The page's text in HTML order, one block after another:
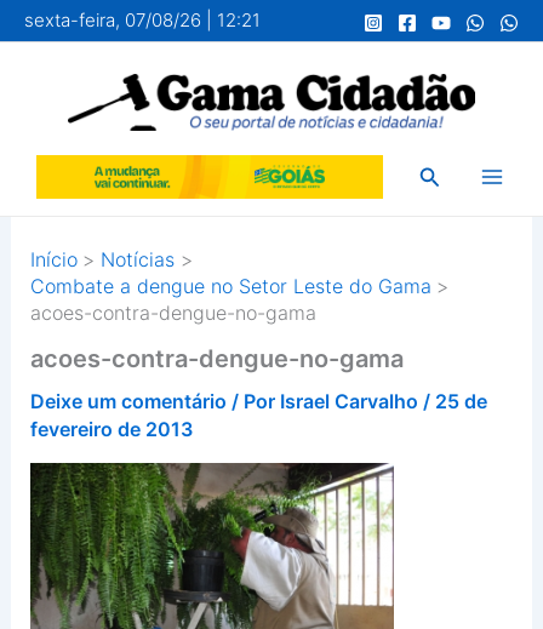
para
conteúdo
sexta-feira, 07/08/26 | 12:21
Pesquisar
Início
Notícias
Combate a dengue no Setor Leste do Gama
acoes-contra-dengue-no-gama
acoes-contra-dengue-no-gama
Deixe um comentário / Por Israel Carvalho / 25 de
fevereiro de 2013